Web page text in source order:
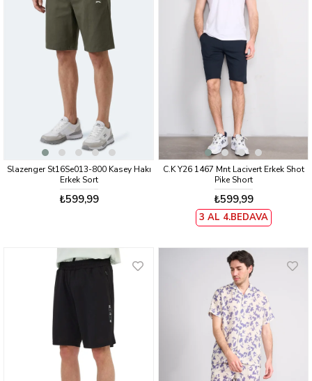
Slazenger St16Se013-800 Kasey Hakı
Erkek Sort
₺599,99
C.K Y26 1467 Mnt Lacivert Erkek Shot
Pike Short
₺599,99
3 AL 4.BEDAVA